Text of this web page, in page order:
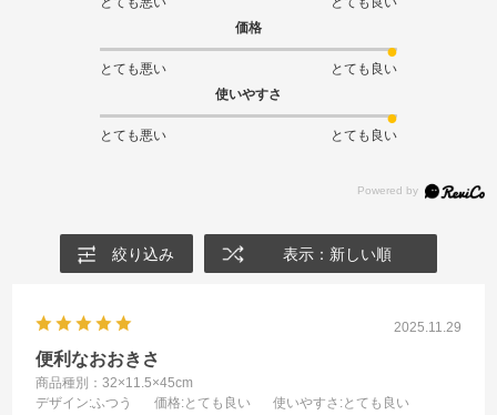
価格
とても悪い
とても良い
使いやすさ
とても悪い とても良い
絞り込み 表示：新しい順
2025.11.29
便利なおおきさ
商品種別：32×11.5×45cm
デザイン:ふつう 価格:とても良い 使いやすさ :とても良い